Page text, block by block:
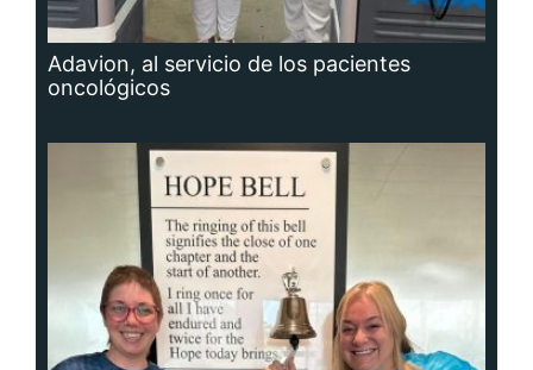
Adavion, al servicio de los pacientes
oncológicos